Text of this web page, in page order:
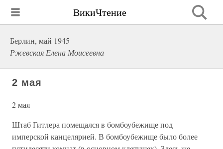
ВикиЧтение
Берлин, май 1945
Ржевская Елена Моисеевна
2 мая
2 мая
Штаб Гитлера помещался в бомбоубежище под
имперской канцелярией. В бомбоубежище было более